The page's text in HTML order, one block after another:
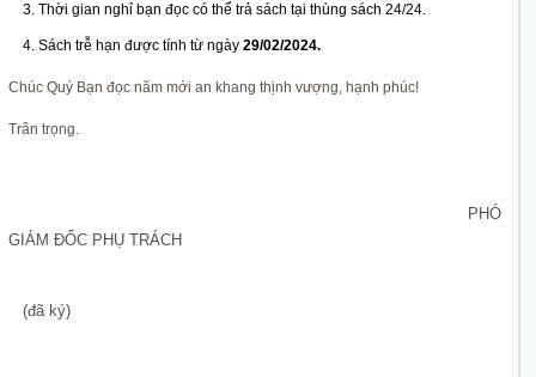
Thời gian nghỉ bạn đọc có thể trả sách tại thùng sách 24/24.
Sách trễ hạn được tính từ ngày 29/02/2024.
Chúc Quý Bạn đọc năm mới an khang thịnh vượng, hạnh phúc!
Trân trọng.
PHÓ
GIÁM ĐỐC PHỤ TRÁCH
(đã ký)